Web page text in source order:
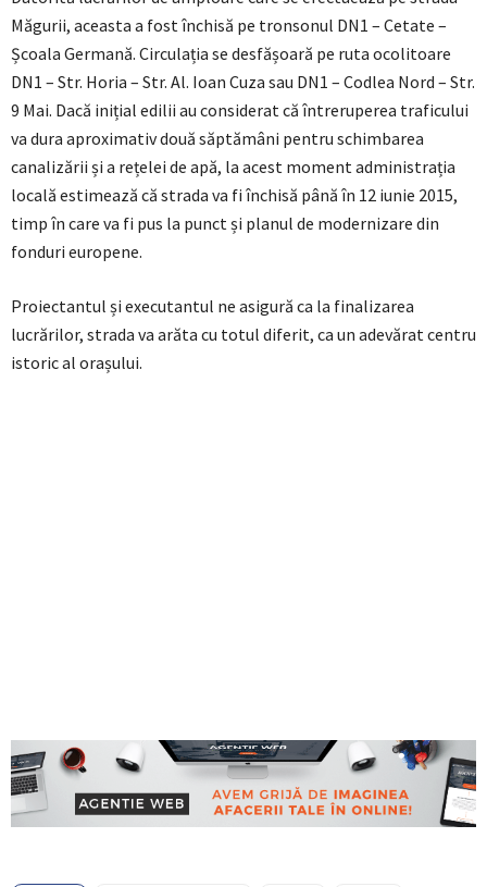
Măgurii, aceasta a fost închisă pe tronsonul DN1 – Cetate –
Școala Germană. Circulația se desfășoară pe ruta ocolitoare
DN1 – Str. Horia – Str. Al. Ioan Cuza sau DN1 – Codlea Nord – Str.
9 Mai. Dacă inițial edilii au considerat că întreruperea traficului
va dura aproximativ două săptămâni pentru schimbarea
canalizării și a rețelei de apă, la acest moment administrația
locală estimează că strada va fi închisă până în 12 iunie 2015,
timp în care va fi pus la punct și planul de modernizare din
fonduri europene.
Proiectantul și executantul ne asigură ca la finalizarea
lucrărilor, strada va arăta cu totul diferit, ca un adevărat centru
istoric al orașului.